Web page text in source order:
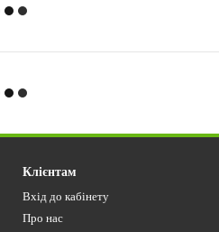
Клієнтам
Вхід до кабінету
Про нас